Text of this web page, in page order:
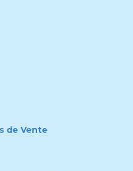
de Vente